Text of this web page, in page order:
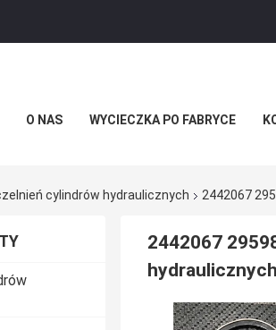
O NAS WYCIECZKA PO FABRYCE
cylindrów hydraulicznych 2442067
2442067
hydraulicznych